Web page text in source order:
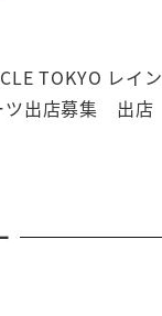
TOKYO レイン
ツ出店募集 出店